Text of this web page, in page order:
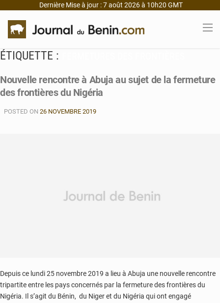
Dernière Mise à jour : 7 août 2026 à 10h20 GMT
ÉTIQUETTE :
Nouvelle rencontre à Abuja au sujet de la fermeture
des frontières du Nigéria
POSTED ON 26 NOVEMBRE 2019
Depuis ce lundi 25 novembre 2019 a lieu à Abuja une nouvelle rencontre
tripartite entre les pays concernés par la fermeture des frontières du
Nigéria. Il s’agit du Bénin, du Niger et du Nigéria qui ont engagé